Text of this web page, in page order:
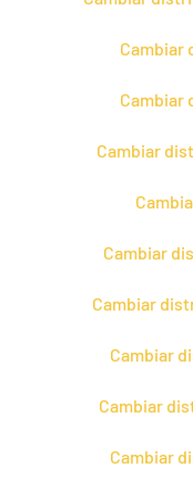
Cambiar
Cambiar
Cambiar
Cambiar
Cambiar
Cambiar
Cambiar
Cambiar